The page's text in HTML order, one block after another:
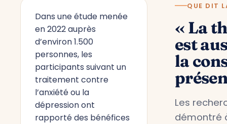
Dans une étude menée
en 2022 auprès
d’environ 1.500
personnes, les
participants suivant un
traitement contre
l’anxiété ou la
dépression ont
rapporté des bénéfices
QUE DIT
« La
est
la
Les
démontré